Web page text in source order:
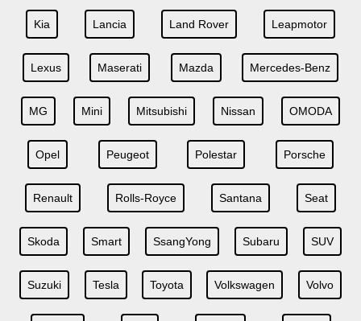
Kia Lancia Land Rover Leapmotor
Lexus Maserati Mazda Mercedes-Benz
MG Mini Mitsubishi Nissan OMODA
Opel Peugeot Polestar Porsche
Renault Rolls-Royce Santana Seat
Skoda Smart SsangYong Subaru SUV
Suzuki Tesla Toyota Volkswagen Volvo